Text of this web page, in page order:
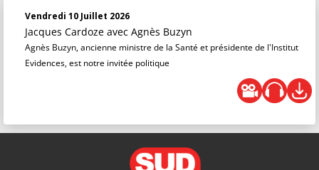
Vendredi 10 Juillet 2026
Jacques Cardoze avec Agnès Buzyn
Agnès Buzyn, ancienne ministre de la Santé et présidente de l'Institut
Evidences, est notre invitée politique